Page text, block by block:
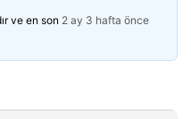
ve en son 2 ay 3 hafta önce